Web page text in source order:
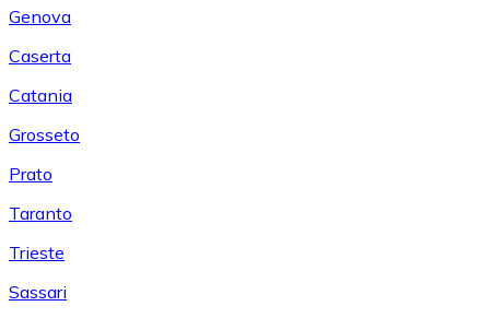
Genova
Caserta
Catania
Grosseto
Prato
Taranto
Trieste
Sassari